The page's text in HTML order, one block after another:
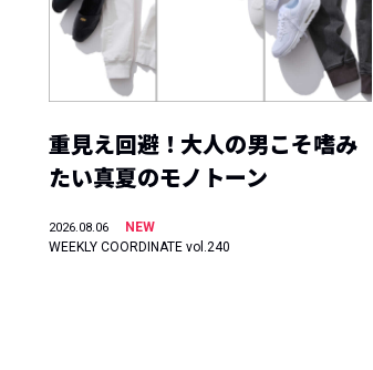
重見え回避！大人の男こそ嗜み
たい真夏のモノトーン
2026.08.06
NEW
WEEKLY COORDINATE vol.240